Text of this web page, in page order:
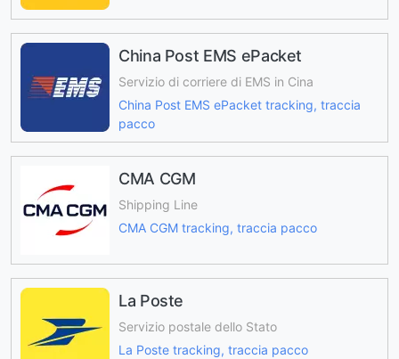
China Post EMS ePacket
Servizio di corriere di EMS in Cina
China Post EMS ePacket tracking, traccia
pacco
CMA CGM
Shipping Line
CMA CGM tracking, traccia pacco
La Poste
Servizio postale dello Stato
La Poste tracking, traccia pacco